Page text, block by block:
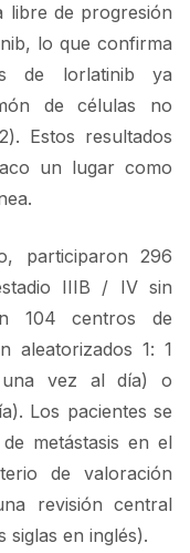
libre de progresión
lo que confirma
de lorlatinib ya
de células no
Estos resultados
un lugar como
participaron 296
IIIB / IV sin
104 centros de
aleatorizados 1: 1
una vez al día) o
Los pacientes se
metástasis en el
de valoración
revisión central
siglas en inglés).